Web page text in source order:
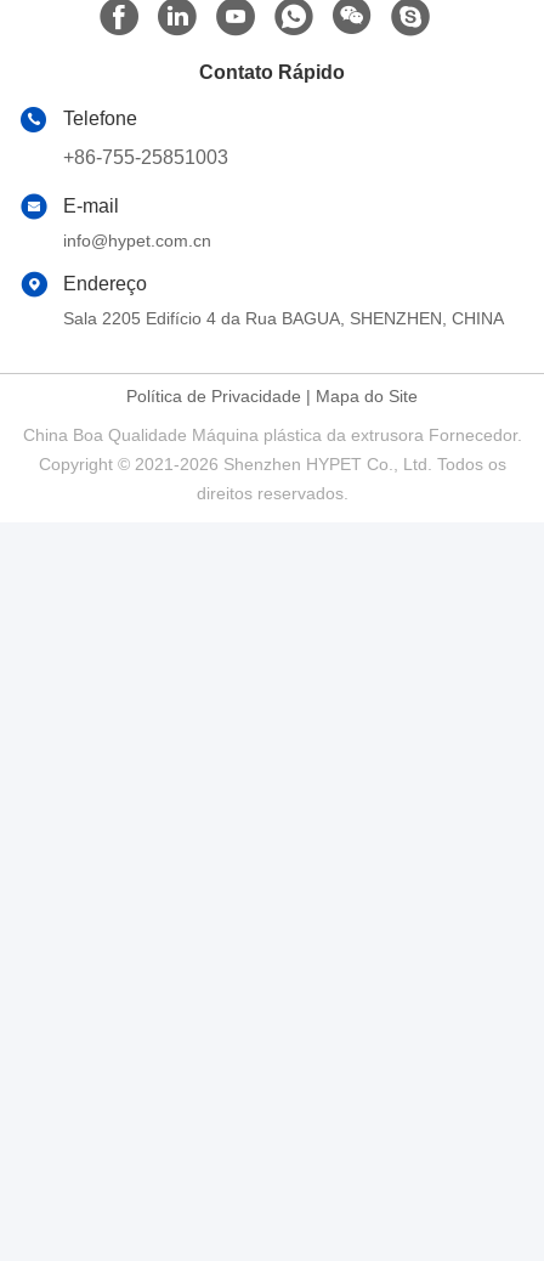
Contato Rápido
Telefone
+86-755-25851003
E-mail
info@hypet.com.cn
Endereço
Sala 2205 Edifício 4 da Rua BAGUA, SHENZHEN, CHINA
Política de Privacidade | Mapa do Site
China Boa Qualidade Máquina plástica da extrusora Fornecedor.
Copyright © 2021-2026 Shenzhen HYPET Co., Ltd. Todos os
direitos reservados.